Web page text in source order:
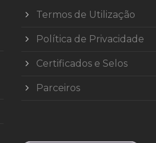
Termos de Utilização
Política de Privacidade
Certificados e Selos
Parceiros